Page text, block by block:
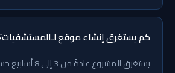
كم يستغرق إنشاء موقع
يستغرق المشروع